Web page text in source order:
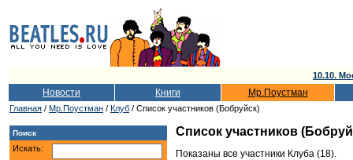
10.10.
Новости Книги Мр.Поустман
Главная / Мр.Поустман / Клуб / Список участников (Бобруйск)
Поиск
Искать:
Список участников
Показаны все участники Клуба (18).